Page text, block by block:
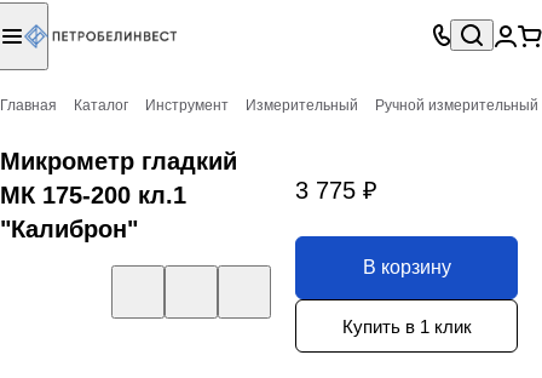
Главная Каталог Инструмент Измерительный Ручной измерительный
Микрометр гладкий
МК 175-200 кл.1
"Калиброн"
3 775 ₽
В корзину
Купить в 1 клик